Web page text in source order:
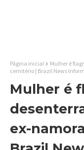
Página inicial
Mulher é
cemitério | Brazil News
Mulher é
ex-